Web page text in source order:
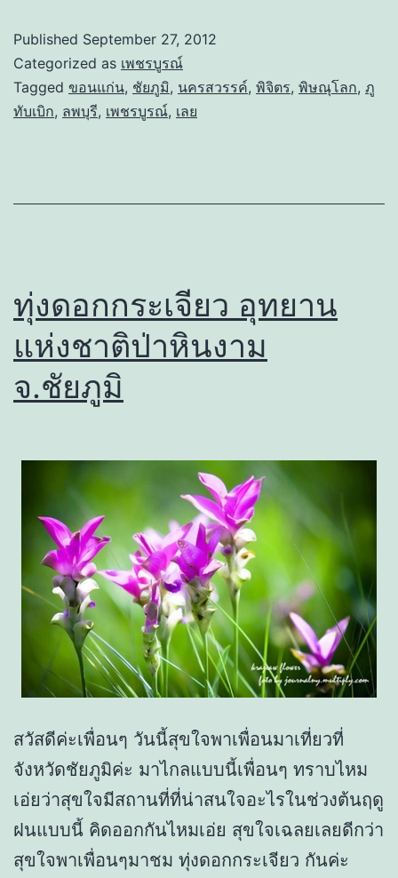
Published September 27, 2012
Categorized as เพชรบูรณ์
Tagged ขอนแก่น, ชัยภูมิ, นครสวรรค์, พิจิตร, พิษณุโลก, ภู
ทับเบิก, ลพบุรี, เพชรบูรณ์, เลย
ทุ่งดอกกระเจียว อุทยาน
แห่งชาติป่าหินงาม
จ.ชัยภูมิ
สวัสดีค่ะเพื่อนๆ วันนี้สุขใจพาเพื่อนมาเที่ยวที่
จังหวัดชัยภูมิค่ะ มาไกลแบบนี้เพื่อนๆ ทราบไหม
เอ่ยว่าสุขใจมีสถานที่ที่น่าสนใจอะไรในช่วงต้นฤดู
ฝนแบบนี้ คิดออกกันไหมเอ่ย สุขใจเฉลยเลยดีกว่า
สุขใจพาเพื่อนๆมาชม ทุ่งดอกกระเจียว กันค่ะ